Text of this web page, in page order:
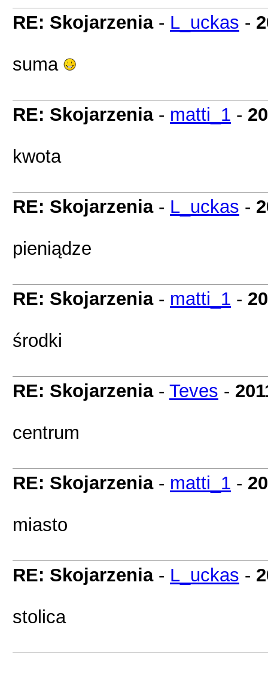
RE: Skojarzenia- L_uckas -
suma
RE: Skojarzenia- matti_1 -
kwota
RE: Skojarzenia- L_uckas -
pieniądze
RE: Skojarzenia- matti_1 -
środki
RE: Skojarzenia- Teves -
centrum
RE: Skojarzenia- matti_1 -
miasto
RE: Skojarzenia- L_uckas -
stolica